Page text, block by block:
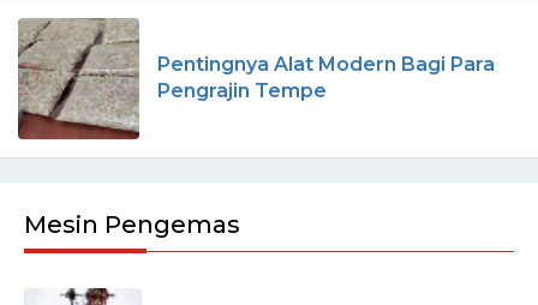
Pentingnya Alat Modern Bagi Para
Pengrajin Tempe
Mesin Pengemas